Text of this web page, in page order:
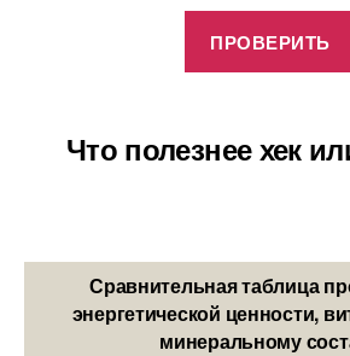
Что полезнее хек
Сравнительная таблица
энергетической ценности,
минеральному